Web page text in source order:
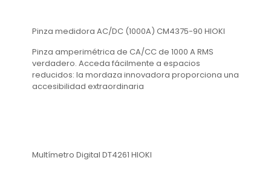
Pinza medidora AC/DC (1000A) CM4375-90 HIOKI
Pinza amperimétrica de CA/CC de 1000 A RMS
verdadero. Acceda fácilmente a espacios
reducidos: la mordaza innovadora proporciona una
accesibilidad extraordinaria
Multímetro Digital DT4261 HIOKI